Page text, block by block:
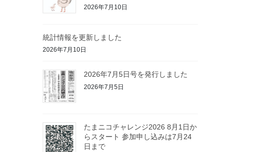
2026年7月10日
統計情報を更新しました
2026年7月10日
2026年7月5日号を発行しました
2026年7月5日
たまニコチャレンジ2026 8月1日か
らスタート 参加申し込みは7月24
日まで